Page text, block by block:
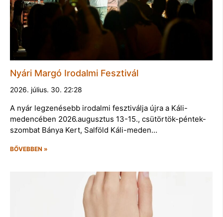
Nyári Margó Irodalmi Fesztivál
2026. július. 30. 22:28
A nyár legzenésebb irodalmi fesztiválja újra a Káli-
medencében 2026.augusztus 13-15., csütörtök-péntek-
szombat Bánya Kert, Salföld Káli-meden…
BŐVEBBEN »